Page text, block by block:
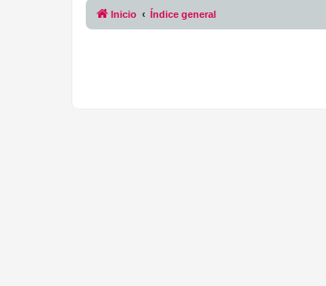
Inicio Índice general